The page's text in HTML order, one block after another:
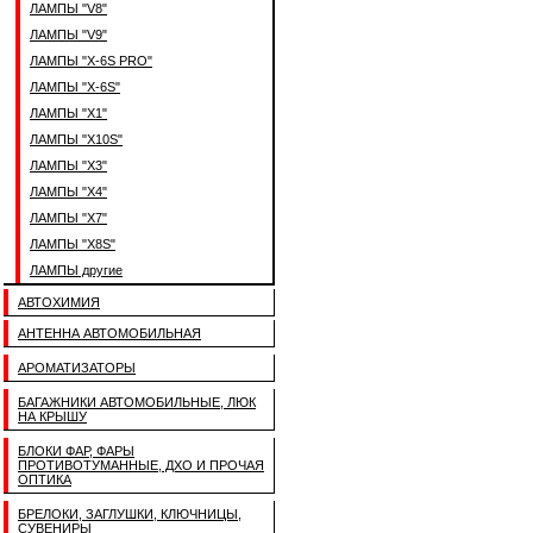
ЛАМПЫ "V8"
ЛАМПЫ "V9"
ЛАМПЫ "X-6S PRO"
ЛАМПЫ "X-6S"
ЛАМПЫ "X1"
ЛАМПЫ "X10S"
ЛАМПЫ "X3"
ЛАМПЫ "X4"
ЛАМПЫ "X7"
ЛАМПЫ "X8S"
ЛАМПЫ другие
АВТОХИМИЯ
АНТЕННА АВТОМОБИЛЬНАЯ
АРОМАТИЗАТОРЫ
БАГАЖНИКИ АВТОМОБИЛЬНЫЕ, ЛЮК
НА КРЫШУ
БЛОКИ ФАР, ФАРЫ
ПРОТИВОТУМАННЫЕ, ДХО И ПРОЧАЯ
ОПТИКА
БРЕЛОКИ, ЗАГЛУШКИ, КЛЮЧНИЦЫ,
СУВЕНИРЫ